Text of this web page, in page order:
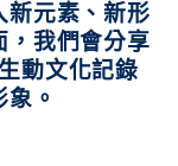
新元素、新形
，我們會分享
動文化記錄
。